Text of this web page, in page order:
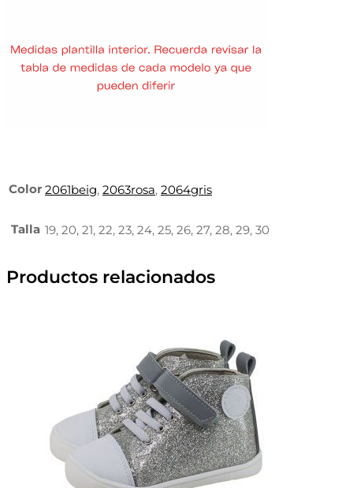
Color 2061beig, 2063rosa, 2064gris
Talla 19, 20, 21, 22, 23, 24, 25, 26, 27, 28, 29, 30
Productos relacionados